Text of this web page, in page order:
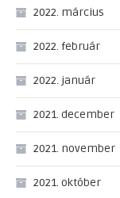
2022. március
2022. február
2022. január
2021. december
2021. november
2021. október